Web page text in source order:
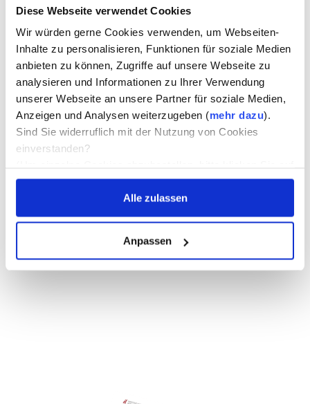
Diese Webseite verwendet Cookies
Wir würden gerne Cookies verwenden, um Webseiten-
Inhalte zu personalisieren, Funktionen für soziale Medien
anbieten zu können, Zugriffe auf unsere Webseite zu
analysieren und Informationen zu Ihrer Verwendung
unserer Webseite an unsere Partner für soziale Medien,
Anzeigen und Analysen weiterzugeben (mehr dazu).
Sind Sie widerruflich mit der Nutzung von Cookies
einverstanden?
die entsprechenden Worte zB "Marketing", der
Schieberegler wird dadurch betätigt.)
Alle zulassen
Anpassen